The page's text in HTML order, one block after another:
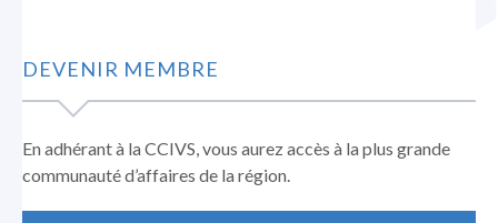
DEVENIR MEMBRE
En adhérant à la CCIVS, vous aurez accès à la plus grande
communauté d’affaires de la région.